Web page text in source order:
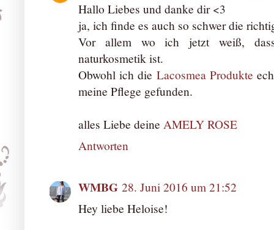
Hallo Liebes und danke dir <3
ja, ich finde es auch so schwer die
Vor allem wo ich jetzt weiß,
naturkosmetik ist.
Obwohl ich die Lacosmea Produkte
meine Pflege gefunden.
alles Liebe deine AMELY ROSE
Antworten
WMBG 28. Juni 2016 um 21:52
Hey liebe Heloise!